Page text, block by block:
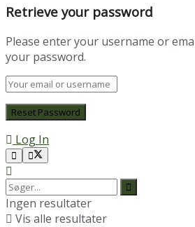
Retrieve your password
Please enter your username or
your password.
Log In
Ingen resultater
Vis alle resultater